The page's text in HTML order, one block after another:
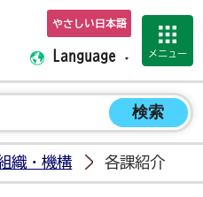
那須烏山市ホーム
やさしい日本語
Language メニュー
織・機構 各課紹介